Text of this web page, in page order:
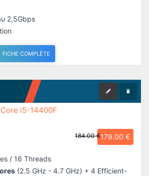
2,5Gbps
FICHE COMPLÈTE
i5-14400F
184.00 €179.00 €
/ 16 Threads
(2.5 GHz - 4.7 GHz) + 4 Efficient-